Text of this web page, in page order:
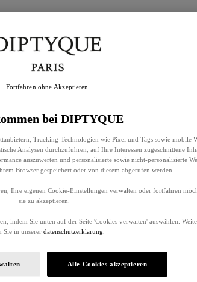
bei DIPTYQUE
Tracking-Technologien wie Pixel und Tags sowie mobile
Analysen durchzuführen, auf Ihre Interessen zugeschnittene
auszuwerten und personalisierte sowie nicht-personalisierte
Browser gespeichert oder von diesem abgerufen werden.
Ihre eigenen Cookie-Einstellungen verwalten oder fortfahren
sie zu akzeptieren.
indem Sie unten auf der Seite 'Cookies verwalten' auswählen.
Sie in unserer datenschutzerklärung.
Alle Cookies akzeptieren
Fortfahren ohne Akzeptieren